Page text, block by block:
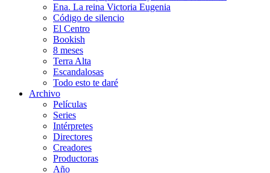
Ena. La reina Victoria Eugenia
Código de silencio
El Centro
Bookish
8 meses
Terra Alta
Escandalosas
Todo esto te daré
Archivo
Películas
Series
Intérpretes
Directores
Creadores
Productoras
Año